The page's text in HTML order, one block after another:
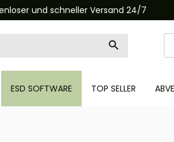
und schneller Versand 24/7
ESD SOFTWARE TOP SELLER